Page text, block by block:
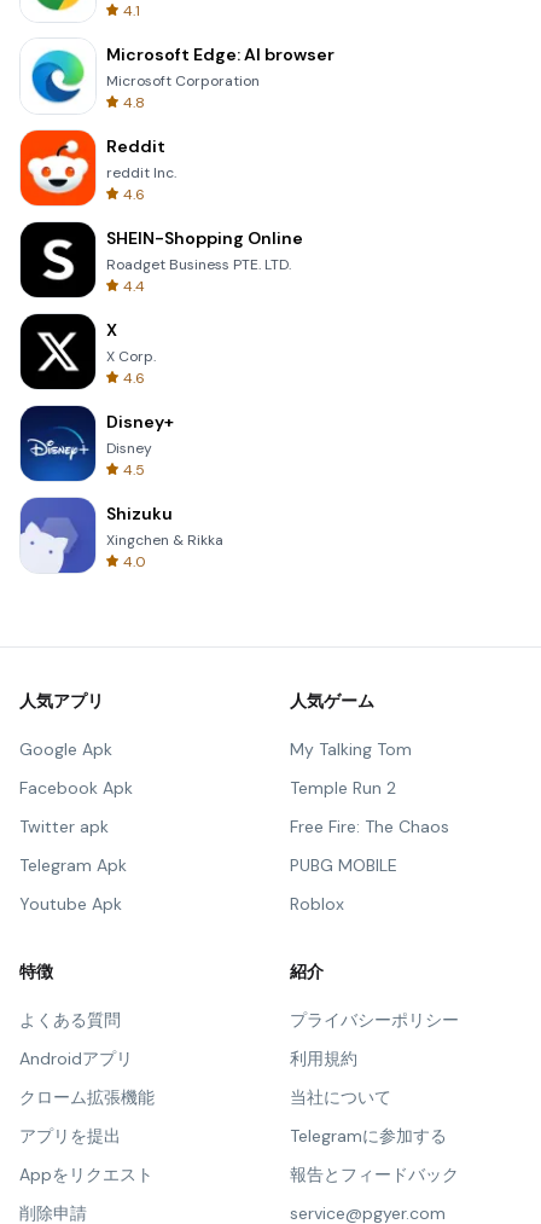
4.1
Microsoft Edge: AI browser
Microsoft Corporation
4.8
Reddit
reddit Inc.
4.6
SHEIN-Shopping Online
Roadget Business PTE. LTD.
4.4
X
X Corp.
4.6
Disney+
Disney
4.5
Shizuku
Xingchen & Rikka
4.0
人気アプリ
Google Apk
Facebook Apk
Twitter apk
Telegram Apk
Youtube Apk
人気ゲーム
My Talking Tom
Temple Run 2
Free Fire: The Chaos
PUBG MOBILE
Roblox
特徴
よくある質問
Androidアプリ
クローム拡張機能
アプリを提出
Appをリクエスト
削除申請
紹介
プライバシーポリシー
利用規約
当社について
Telegramに参加する
報告とフィードバック
service@pgyer.com